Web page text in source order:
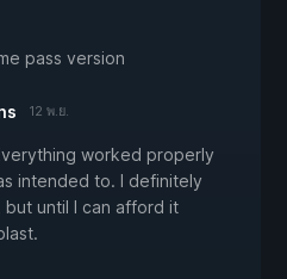
pass version
12 พ.ย.
worked properly
intended to. I definitely
but until I can afford it